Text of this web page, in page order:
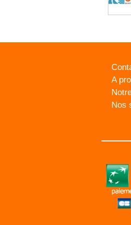
A
Nos